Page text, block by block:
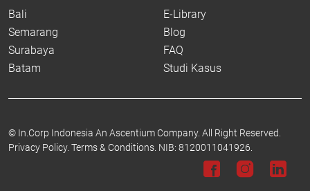
Bali
Semarang
Surabaya
Batam
E-Library
Blog
FAQ
Studi Kasus
© In.Corp Indonesia An Ascentium Company. All Right Reserved.
Privacy Policy. Terms & Conditions. NIB: 8120011041926.